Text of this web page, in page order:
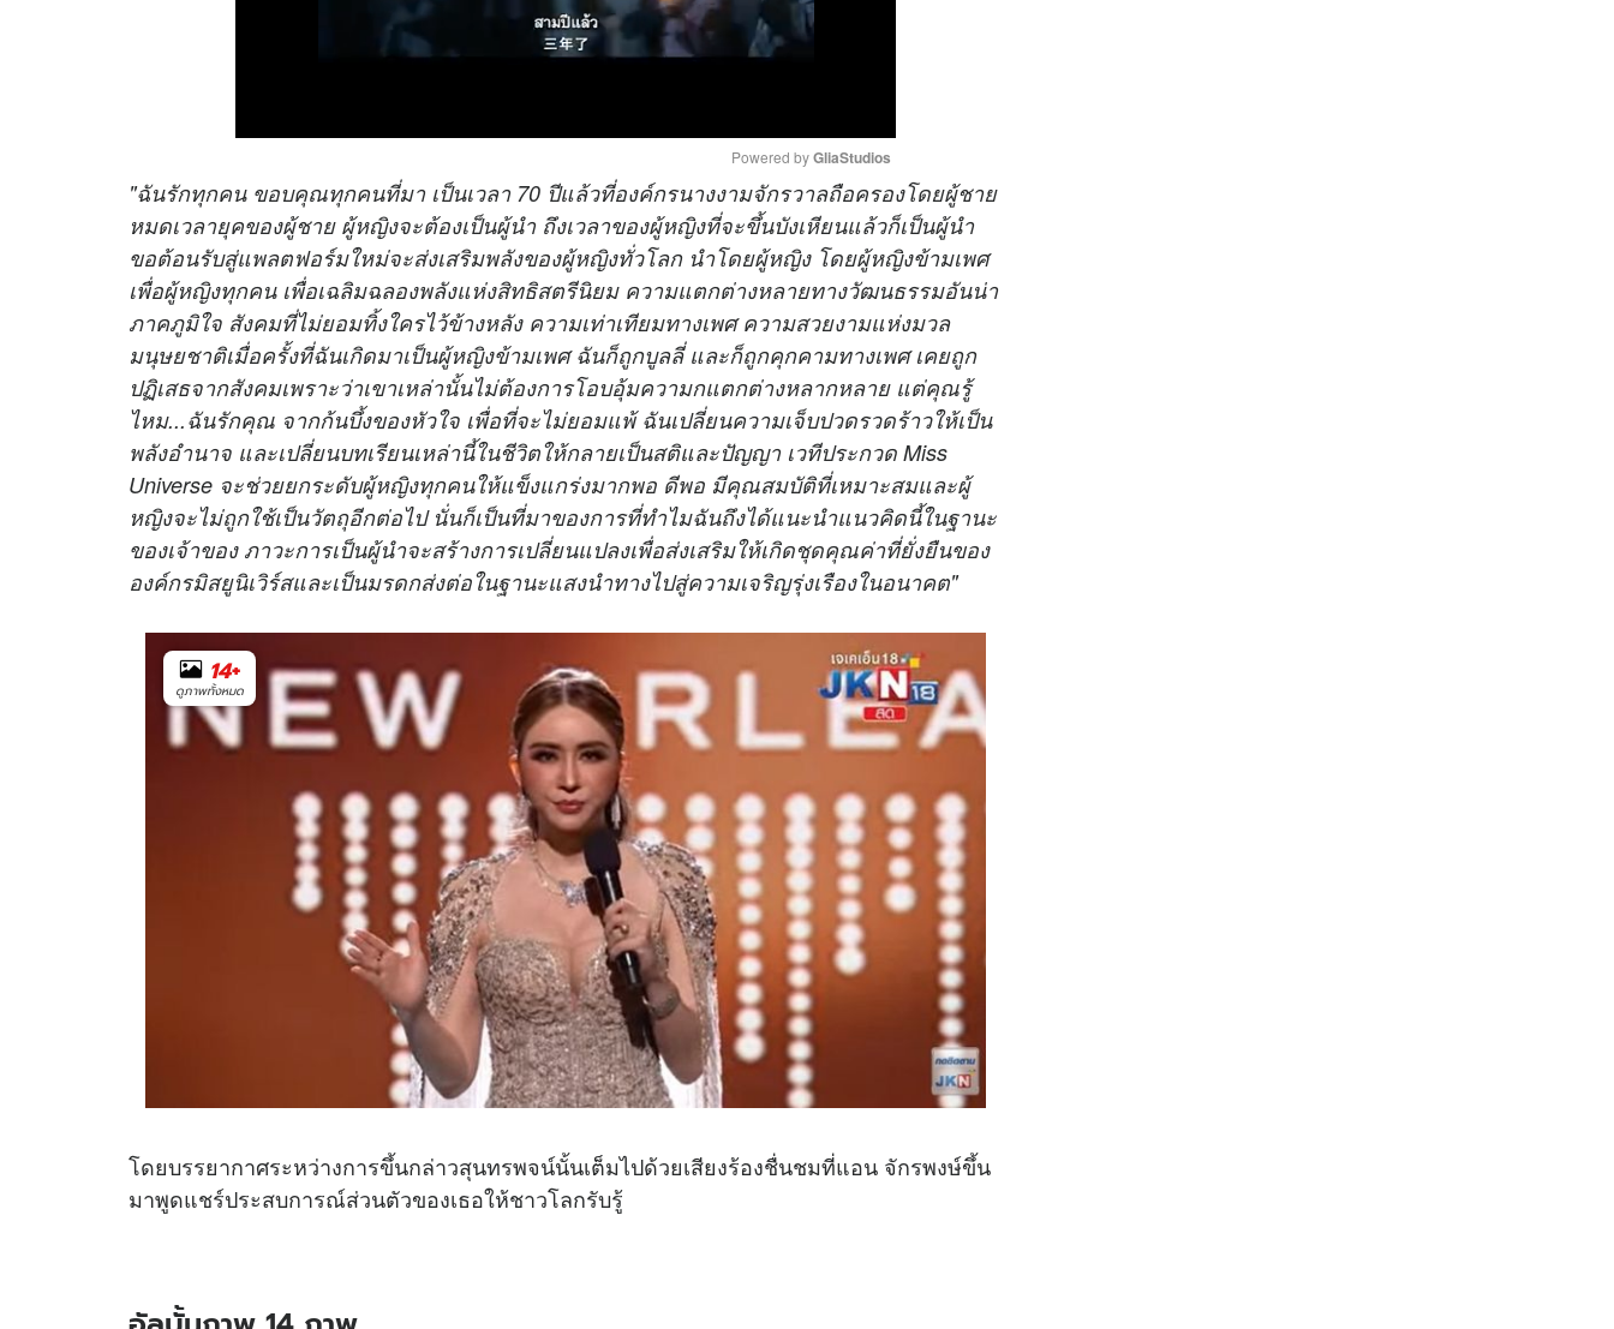
M
u
t
e
Powered by GliaStudios
"ฉันรักทุกคน ขอบคุณทุกคนที่มา เป็นเวลา 70 ปีแล้วที่องค์กรนางงามจักรวาลถือครองโดยผู้ชาย
หมดเวลายุคของผู้ชาย ผู้หญิงจะต้องเป็นผู้นำ ถึงเวลาของผู้หญิงที่จะขึ้นบังเหียนแล้วก็เป็นผู้นำ
ขอต้อนรับสู่แพลตฟอร์มใหม่จะส่งเสริมพลังของผู้หญิงทั่วโลก นำโดยผู้หญิง โดยผู้หญิงข้ามเพศ
เพื่อผู้หญิงทุกคน เพื่อเฉลิมฉลองพลังแห่งสิทธิสตรีนิยม ความแตกต่างหลายทางวัฒนธรรมอันน่า
ภาคภูมิใจ สังคมที่ไม่ยอมทิ้งใครไว้ข้างหลัง ความเท่าเทียมทางเพศ ความสวยงามแห่งมวล
มนุษยชาติเมื่อครั้งที่ฉันเกิดมาเป็นผู้หญิงข้ามเพศ ฉันก็ถูกบูลลี่ และก็ถูกคุกคามทางเพศ เคยถูก
ปฏิเสธจากสังคมเพราะว่าเขาเหล่านั้นไม่ต้องการโอบอุ้มความกแตกต่างหลากหลาย แต่คุณรู้
ไหม...ฉันรักคุณ จากก้นบึ้งของหัวใจ เพื่อที่จะไม่ยอมแพ้ ฉันเปลี่ยนความเจ็บปวดรวดร้าวให้เป็น
พลังอำนาจ และเปลี่ยนบทเรียนเหล่านี้ในชีวิตให้กลายเป็นสติและปัญญา เวทีประกวด Miss
Universe จะช่วยยกระดับผู้หญิงทุกคนให้แข็งแกร่งมากพอ ดีพอ มีคุณสมบัติที่เหมาะสมและผู้
หญิงจะไม่ถูกใช้เป็นวัตถุอีกต่อไป นั่นก็เป็นที่มาของการที่ทำไมฉันถึงได้แนะนำแนวคิดนี้ในฐานะ
ของเจ้าของ ภาวะการเป็นผู้นำจะสร้างการเปลี่ยนแปลงเพื่อส่งเสริมให้เกิดชุดคุณค่าที่ยั่งยืนของ
องค์กรมิสยูนิเวิร์สและเป็นมรดกส่งต่อในฐานะแสงนำทางไปสู่ความเจริญรุ่งเรืองในอนาคต"
14+
ดูภาพทั้งหมด
โดยบรรยากาศระหว่างการขึ้นกล่าวสุนทรพจน์นั้นเต็มไปด้วยเสียงร้องชื่นชมที่แอน จักรพงษ์ขึ้น
มาพูดแชร์ประสบการณ์ส่วนตัวของเธอให้ชาวโลกรับรู้